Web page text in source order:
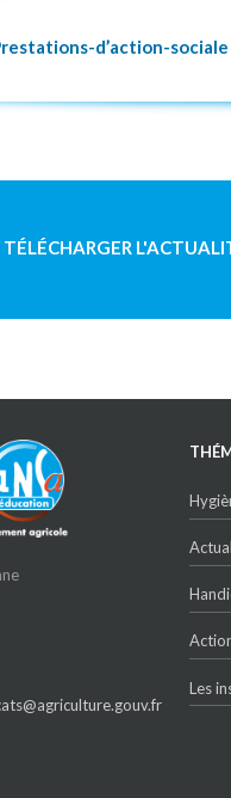
d’action-sociale
TÉLÉCHARGER
Les